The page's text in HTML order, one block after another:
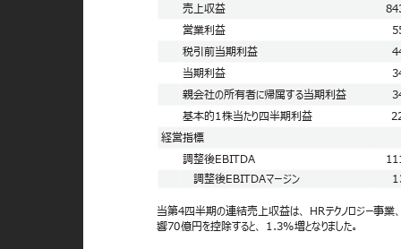
売上収益
営業利益
税引前当期利益
当期利益
親会社の所有者に帰属する当期利益
基本的1株当たり四半期利益
経営指標
調整後EBITDA
調整後EBITDAマージン
当第4四半期の連結売上収益は、 HRテクノロジー事業、
響70億円を控除すると、 1.3%増となりました。